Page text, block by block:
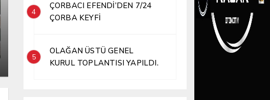
İKİ YAKA TEK YÜREKTE
4
ÇORBACI EFENDİ’DEN 7/24
ÇORBA KEYFİ
5
OLAĞAN ÜSTÜ GENEL
KURUL TOPLANTISI YAPILDI.